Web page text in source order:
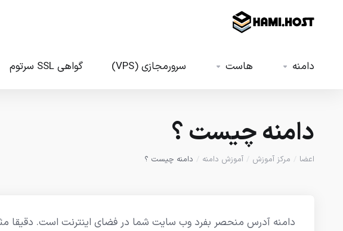
دامنه هاست سرورمجازی (VPS) گواهی SSL سرتوم
دامنه چیست ؟
اعضا مرکز آموزش آموزش دامنه دامنه چیست ؟
دامنه آدرس منحصر بفرد وب سایت شما در فضای اینترنت است. دقیقا